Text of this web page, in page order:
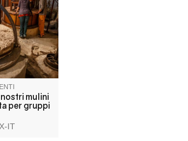
e
e delle
sia al
umane in
mulini
per gruppi
IT